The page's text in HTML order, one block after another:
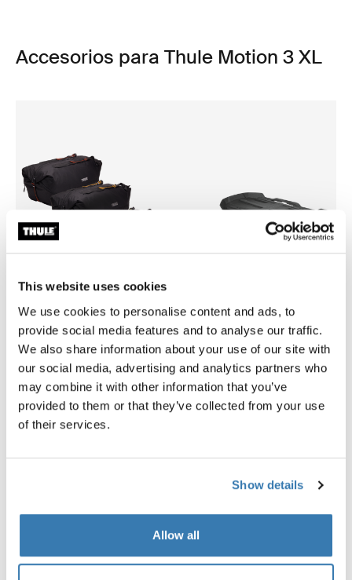
This website uses cookies
We use cookies to personalise content and ads, to
provide social media features and to analyse our traffic.
We also share information about your use of our site with
our social media, advertising and analytics partners who
may combine it with other information that you’ve
provided to them or that they’ve collected from your use
of their services.
Show details
Allow all
Accesorios para Thule Motion 3 XL
Thule GoPack duffel set
bolso de lona para portaequipajes de
4 paquetes
Thule Motion 3 box liner XL/
Revestimiento de baúl de
Toggle features
Todas las características